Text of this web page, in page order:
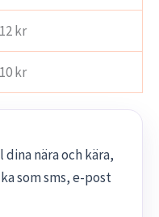
12kr
10kr
nära och kära,
som sms, e-post